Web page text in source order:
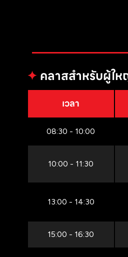
✦คลาสสำหรับผู้ให
เวลา
08:30 - 10:00
10:00 - 11:30
13:00 - 14:30
15:00 - 16:30